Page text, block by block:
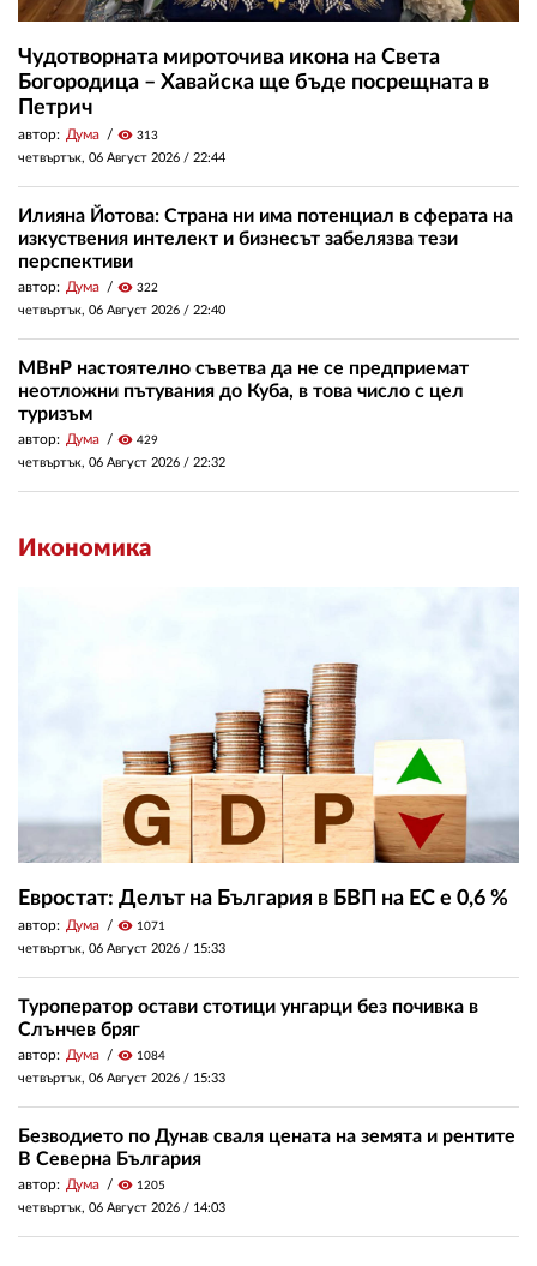
Чудотворната мироточива икона на Света
Богородица – Хавайска ще бъде посрещната в
Петрич
автор: Дума visibility 313
четвъртък, 06 Август 2026 / 22:44
Илияна Йотова: Страна ни има потенциал в сферата на
изкуствения интелект и бизнесът забелязва тези
перспективи
автор: Дума visibility 322
четвъртък, 06 Август 2026 / 22:40
МВнР настоятелно съветва да не се предприемат
неотложни пътувания до Куба, в това число с цел
туризъм
автор: Дума visibility 429
четвъртък, 06 Август 2026 / 22:32
Икономика
Евростат: Делът на България в БВП на ЕС е 0,6 %
автор: Дума visibility 1071
четвъртък, 06 Август 2026 / 15:33
Туроператор остави стотици унгарци без почивка в
Слънчев бряг
автор: Дума visibility 1084
четвъртък, 06 Август 2026 / 15:33
Безводието по Дунав сваля цената на земята и рентите
В Северна България
автор: Дума visibility 1205
четвъртък, 06 Август 2026 / 14:03